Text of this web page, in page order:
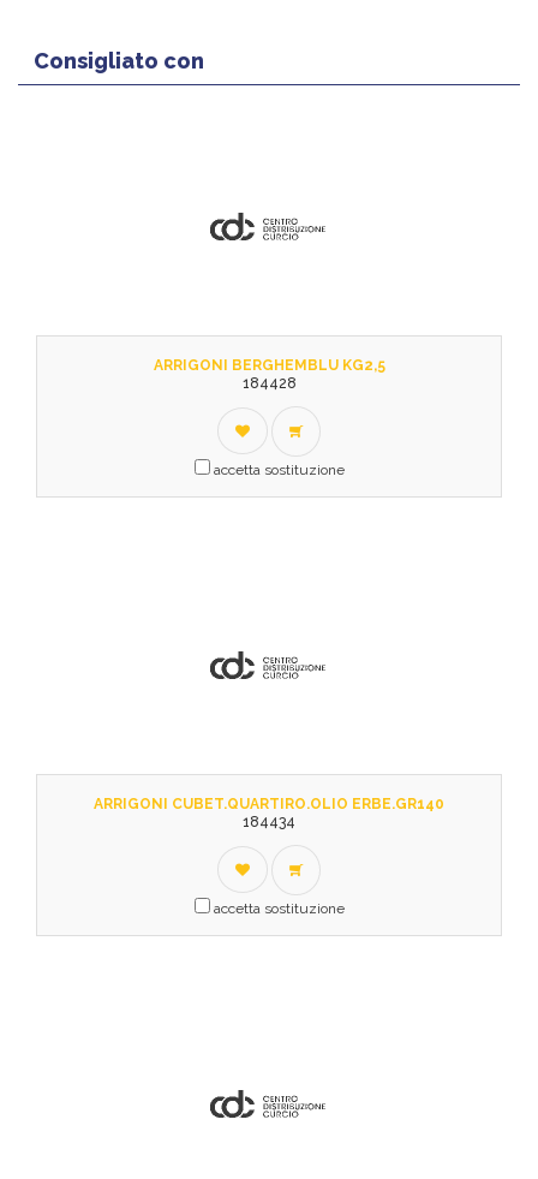
Consigliato con
ARRIGONI BERGHEMBLU KG2,5
184428
accetta sostituzione
ARRIGONI CUBET.QUARTIRO.OLIO ERBE.GR140
184434
accetta sostituzione